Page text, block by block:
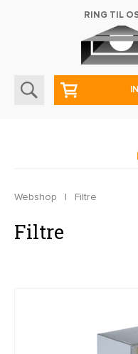
RING TIL
Webshop | Filtre
Filtre